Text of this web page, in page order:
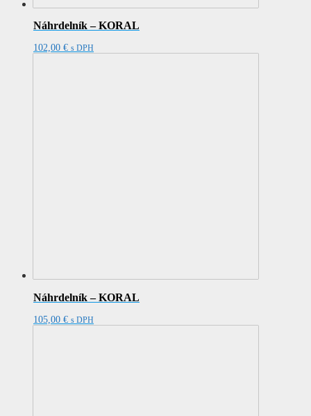
Náhrdelník – KORAL
102,00 € s DPH
Náhrdelník – KORAL
105,00 € s DPH